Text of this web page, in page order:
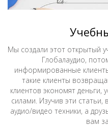
Мы создали этот открытый
Глобалаудио,
информированные
такие клиенты
клиентов экономят деньги,
силами. Изучив эти
аудио/видео техники, а
вам